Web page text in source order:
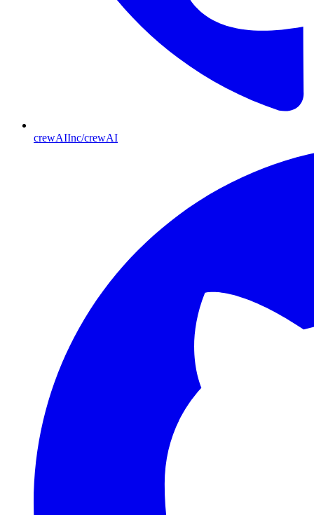
crewAIInc/crewAI